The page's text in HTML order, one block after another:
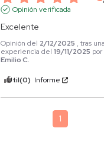
Opinión verificada
Excelente
Opinión del 2/12/2025 , tras
experiencia del19/11/2025 por
Emilio C.
Útil(0) Informe
1